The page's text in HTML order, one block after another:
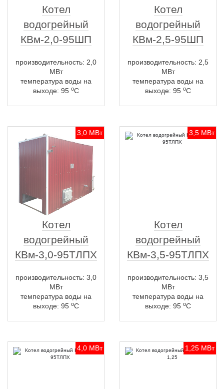
Котел
водогрейный
КВм-2,0-95ШП
производительность: 2,0
МВт
температура воды на
выходе: 95 оС
Котел
водогрейный
КВм-2,5-95ШП
производительность: 2,5
МВт
температура воды на
выходе: 95 оС
3,0 МВт
Котел
водогрейный
КВм-3,0-95ТЛПХ
производительность: 3,0
МВт
температура воды на
выходе: 95 оС
3,5 МВт
Котел
водогрейный
КВм-3,5-95ТЛПХ
производительность: 3,5
МВт
температура воды на
выходе: 95 оС
4,0 МВт 1,25 МВт